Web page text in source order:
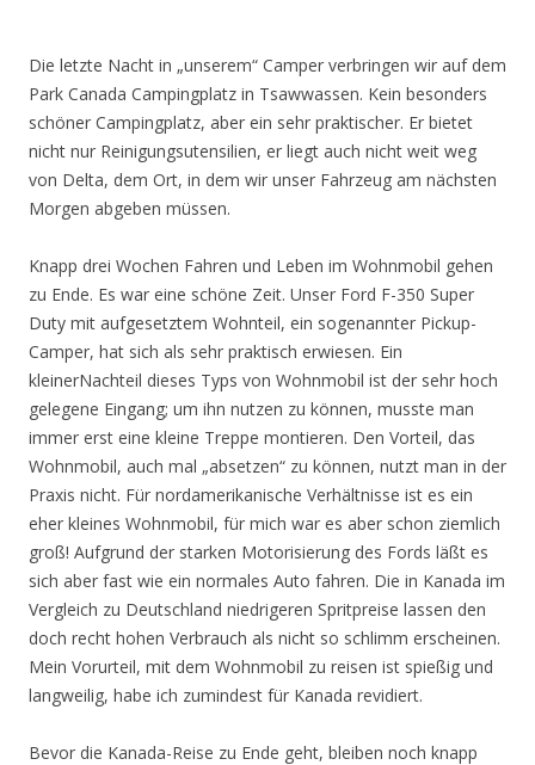
Die letzte Nacht in „unserem“ Camper verbringen wir auf dem
Park Canada Campingplatz in Tsawwassen. Kein besonders
schöner Campingplatz, aber ein sehr praktischer. Er bietet
nicht nur Reinigungsutensilien, er liegt auch nicht weit weg
von Delta, dem Ort, in dem wir unser Fahrzeug am nächsten
Morgen abgeben müssen.
Knapp drei Wochen Fahren und Leben im Wohnmobil gehen
zu Ende. Es war eine schöne Zeit. Unser Ford F-350 Super
Duty mit aufgesetztem Wohnteil, ein sogenannter Pickup-
Camper, hat sich als sehr praktisch erwiesen. Ein
kleinerNachteil dieses Typs von Wohnmobil ist der sehr hoch
gelegene Eingang; um ihn nutzen zu können, musste man
immer erst eine kleine Treppe montieren. Den Vorteil, das
Wohnmobil, auch mal „absetzen“ zu können, nutzt man in der
Praxis nicht. Für nordamerikanische Verhältnisse ist es ein
eher kleines Wohnmobil, für mich war es aber schon ziemlich
groß! Aufgrund der starken Motorisierung des Fords läßt es
sich aber fast wie ein normales Auto fahren. Die in Kanada im
Vergleich zu Deutschland niedrigeren Spritpreise lassen den
doch recht hohen Verbrauch als nicht so schlimm erscheinen.
Mein Vorurteil, mit dem Wohnmobil zu reisen ist spießig und
langweilig, habe ich zumindest für Kanada revidiert.
Bevor die Kanada-Reise zu Ende geht, bleiben noch knapp